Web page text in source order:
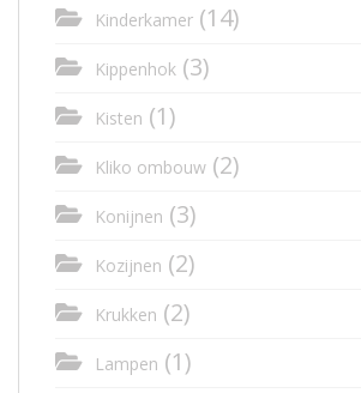
Kinderkamer (14)
Kippenhok (3)
Kisten (1)
Kliko ombouw (2)
Konijnen (3)
Kozijnen (2)
Krukken (2)
Lampen (1)